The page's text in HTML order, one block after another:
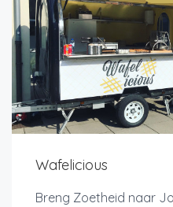
Wafelicious
Breng Zoetheid naar